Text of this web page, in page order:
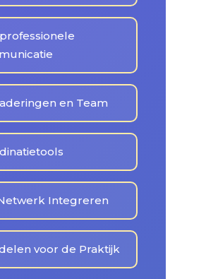
en Team
Integreren
voor de Praktijk